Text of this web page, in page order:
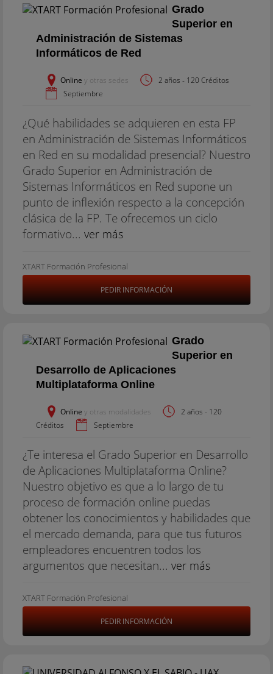
Grado
Superior en
Administración de Sistemas
Informáticos de Red
Online y otras sedes
2 años - 120 Créditos
Septiembre
¿Qué habilidades se adquieren en esta FP
en Administración de Sistemas Informáticos
en Red en su modalidad presencial? Nuestro
Grado Superior en Administración de
Sistemas Informáticos en Red supone un
punto de inflexión respecto a la concepción
clásica de la FP. Te ofrecemos un ciclo
formativo... ver más
XTART Formación Profesional
PEDIR INFORMACIÓN
Grado
Superior en
Desarrollo de Aplicaciones
Multiplataforma Online
Online y otras modalidades
2 años - 120
Créditos
Septiembre
¿Te interesa el Grado Superior en Desarrollo
de Aplicaciones Multiplataforma Online?
Nuestro objetivo es que a lo largo de tu
proceso de formación online puedas
obtener los conocimientos y habilidades que
el mercado demanda, para que tus futuros
empleadores encuentren todos los
argumentos que necesitan... ver más
XTART Formación Profesional
PEDIR INFORMACIÓN